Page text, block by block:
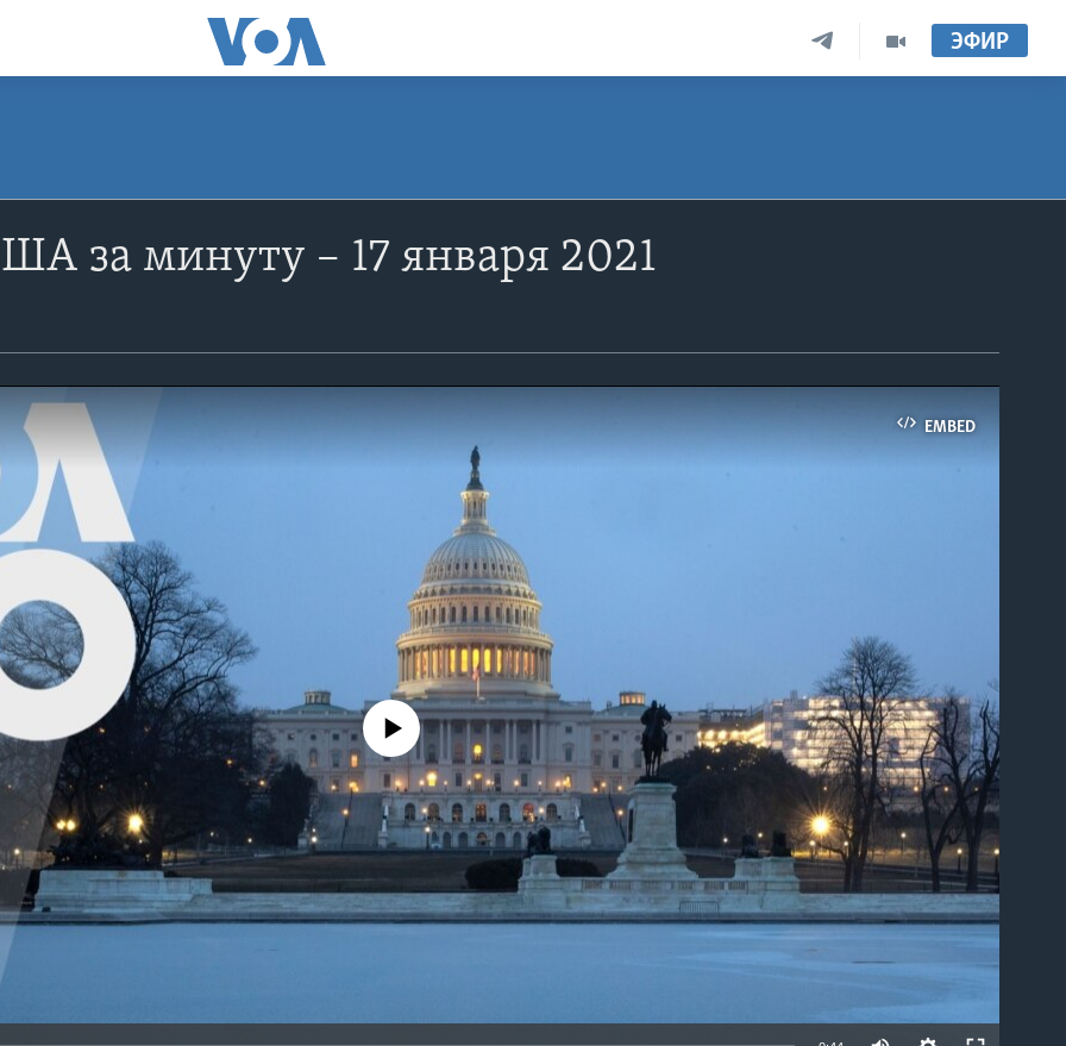
ЭФИР
за минуту – 17 января 2021
EMBED
No media source currently available